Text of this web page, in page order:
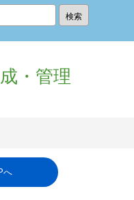
・管理
へ